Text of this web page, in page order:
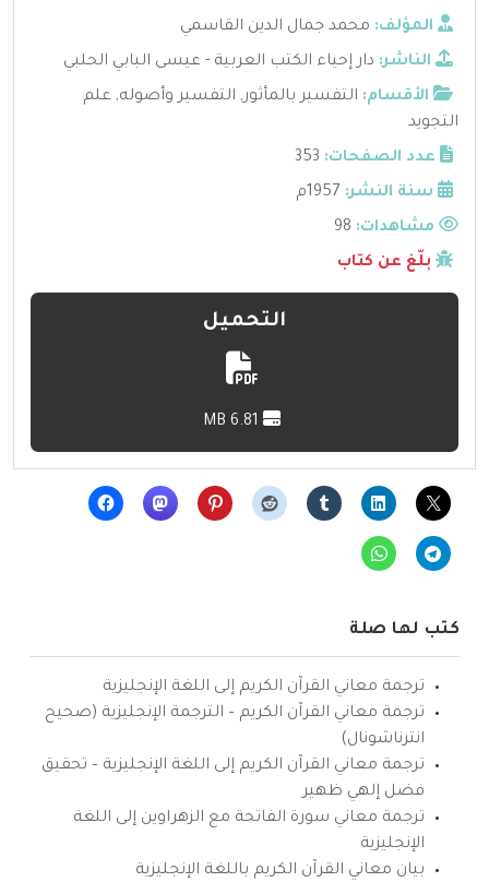
المؤلف: محمد جمال الدين القاسمي
الناشر: دار إحياء الكتب العربية - عيسى البابي الحلبي
الأقسام: التفسير بالمأثور, التفسير وأصوله, علم
التجويد
عدد الصفحات: 353
سنة النشر: 1957م
مشاهدات:
بلّغ عن كتاب
التحميل
كتب لها صلة
ترجمة معاني القرآن الكريم إلى اللغة الإنجليزية
ترجمة معاني القرآن الكريم – الترجمة الإنجليزية (صحيح
انترناشونال)
ترجمة معاني القرآن الكريم إلى اللغة الإنجليزية – تحقيق
فضل إلهي ظهير
ترجمة معاني سورة الفاتحة مع الزهراوين إلى اللغة
الإنجليزية
بيان معاني القرآن الكريم باللغة الإنجليزية